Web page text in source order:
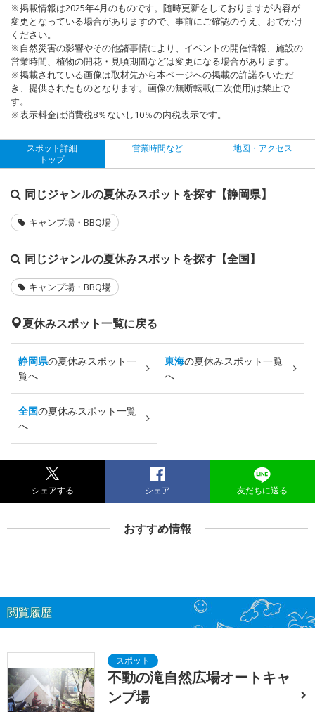
※掲載情報は2025年4月のものです。随時更新をしておりますが内容が
変更となっている場合がありますので、事前にご確認のうえ、おでかけ
ください。
※自然災害の影響やその他諸事情により、イベントの開催情報、施設の
営業時間、植物の開花・見頃期間などは変更になる場合があります。
※掲載されている画像は取材先から本ページへの掲載の許諾をいただ
き、提供されたものとなります。画像の無断転載(二次使用)は禁止で
す。
※表示料金は消費税8％ないし10％の内税表示です。
スポット詳細
トップ
営業時間など 地図・アクセス
同じジャンルの夏休みスポットを探す【静岡県】
キャンプ場・BBQ場
同じジャンルの夏休みスポットを探す【全国】
キャンプ場・BBQ場
夏休みスポット一覧に戻る
静岡県の夏休みスポット一
覧へ
東海の夏休みスポット一覧
へ
全国の夏休みスポット一覧
へ
シェアする シェア 友だちに送る
おすすめ情報
閲覧履歴
不動の滝自然広場オートキャ
ンプ場